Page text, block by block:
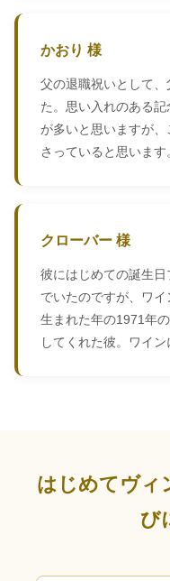
かおり 様
父の退職祝いとして
た。思い入れのある
が多いと思いますが
さっていると思います
クローバー 様
彼にはじめての誕生
でいたのですが、ワ
生まれた年の1971年
してくれた彼。ワイン
はじめてヴィ
び